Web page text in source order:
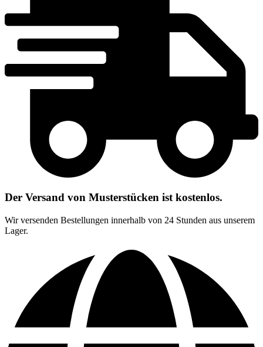
Der Versand von Musterstücken ist kostenlos.
Wir versenden Bestellungen innerhalb von 24 Stunden aus unserem
Lager.